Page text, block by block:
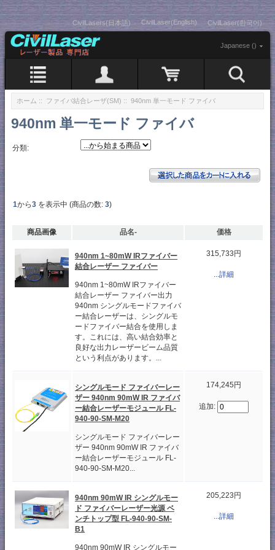
CivilLasers(日本語) CivilLaser(English) CivilLaser(한국어)
Japanese ()
ホーム :: ファイバ結合レーザ(SM) :: 940nm 単一モード ファイバ
940nm 単一モード ファイバ
分類:
1から3 を表示中 (商品の数: 3)
商品画像 品名- 価格
940nm 1~80mW IRファイバー
結合レーザー ファイバー
940nm 1~80mW IRファイバー
結合レーザー ファイバー出力
940nm シングルモードファイバ
ー結合レーザーは、シングルモ
ードファイバー結合を使用しま
す。これには、高い結合効率と
良好な出力レーザービーム品質
という利点があります。...
315,733円
...詳細
シングルモード ファイバーレー
ザー 940nm 90mW IR ファイバ
ー結合レーザーモジュール FL-
940-90-SM-M20
シングルモード ファイバーレー
ザー 940nm 90mW IR ファイバ
ー結合レーザーモジュール FL-
940-90-SM-M20...
174,245円
追加:
940nm 90mW IR シングルモー
ド ファイバーレーザー光源 ベ
ンチトップ型 FL-940-90-SM-
B1
940nm 90mW IR シングルモー
205,223円
...詳細